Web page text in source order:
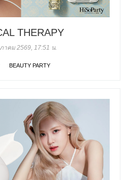
THERAPY
คม 2569, 17:51 น.
BEAUTY PARTY